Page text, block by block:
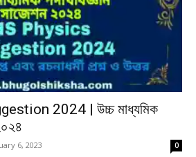
2024 | উচ্চ মাধ্যমিক
6, 2023 0